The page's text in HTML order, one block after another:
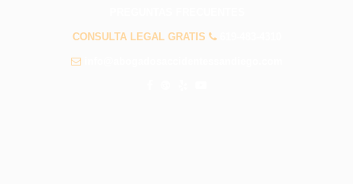
CONSULTA LEGAL GRATIS